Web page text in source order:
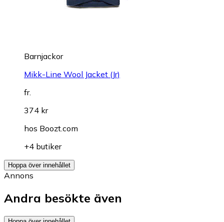
Barnjackor
Mikk-Line Wool Jacket (Jr)
fr.
374 kr
hos Boozt.com
+4 butiker
Hoppa över innehållet
Annons
Andra besökte även